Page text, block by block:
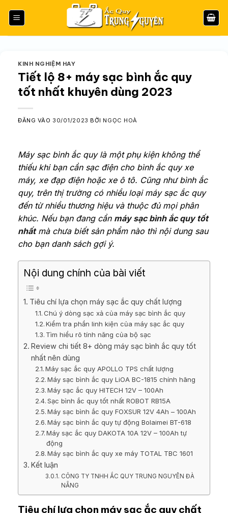
qua
KINH NGHIỆM HAY
Tiết lộ 8+ máy sạc bình ắc quy
tốt nhất khuyên dùng 2023
ĐĂNG VÀO 30/01/2023 BỞI NGỌC HOÀ
Máy sạc bình ắc quy là một phụ kiện không thể
thiếu khi bạn cần sạc điện cho bình ắc quy xe
máy, xe đạp điện hoặc xe ô tô. Cũng như bình ắc
quy, trên thị trường có nhiều loại máy sạc ắc quy
đến từ nhiều thương hiệu và thuộc đủ mọi phân
khúc. Nếu bạn đang cần máy sạc bình ắc quy tốt
nhấtmà chưa biết sản phẩm nào thì nội dung sau
cho bạn danh sách gợi ý.
Nội dung chính của bài viết
Tiêu chí lựa chọn máy sạc ắc quy chất lượng
Chú ý dòng sạc xả của máy sạc bình ắc quy
Kiểm tra phần linh kiện của máy sạc ắc quy
Tìm hiểu rõ tính năng của bộ sạc
Review chi tiết 8+ dòng máy sạc bình ắc quy tốt
nhất nên dùng
Máy sạc ắc quy APOLLO TPS chất lượng
Máy sạc bình ắc quy LiOA BC-1815 chính hãng
Máy sạc ắc quy HITECH 12V – 100Ah
Sạc bình ắc quy tốt nhất ROBOT RB15A
Máy sạc bình ắc quy FOXSUR 12V 4Ah – 100Ah
Máy sạc bình ắc quy tự động Bolaimei BT-618
Máy sạc ắc quy DAKOTA 10A 12V – 100Ah tự
động
Máy sạc bình ắc quy xe máy TOTAL TBC 1601
Kết luận
CÔNG TY TNHH ẮC QUY TRUNG NGUYÊN ĐÀ
NẴNG
Tiêu chí lựa chọn máy sạc ắc quy chất